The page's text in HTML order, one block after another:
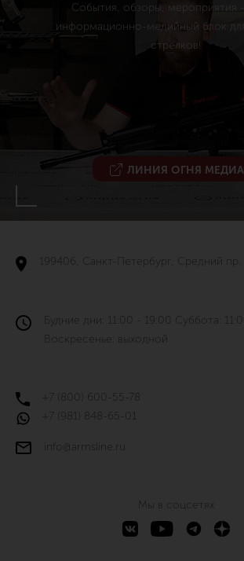
События, обзоры, мероприятия
информационно-медийный блок
стрелков!
ЛИНИЯ ОГНЯ МЕДИА
199406, Санкт-Петербург, Средний пр.
Будние дни: 11:00 - 19:00 Суббота:
Воскресенье: выходной
+7 (800) 600-55-78
+7 (981) 848-65-01
info@armsline.ru
Мы в соцсетях